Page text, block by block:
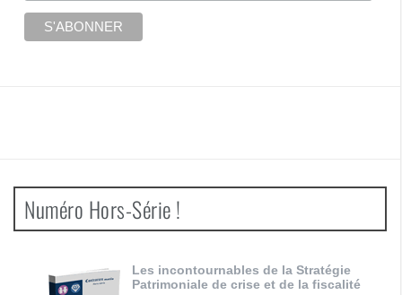
Numéro Hors-Série !
Les incontournables de la Stratégie
Patrimoniale de crise et de la fiscalité